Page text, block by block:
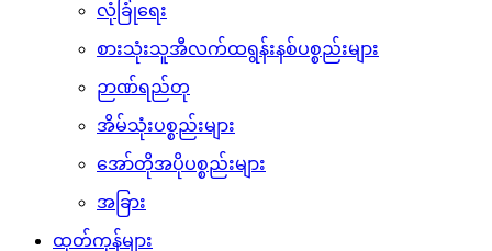
လုံခြုံရေး
စားသုံးသူအီလက်ထရွန်းနစ်ပစ္စည်းများ
ဉာဏ်ရည်တု
အိမ်သုံးပစ္စည်းများ
အော်တိုအပိုပစ္စည်းများ
အခြား
ထုတ်ကုန်များ